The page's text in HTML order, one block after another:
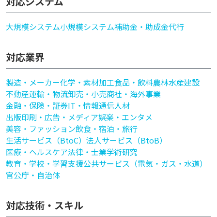
大規模システム小規模システム補助金・助成金代行
対応業界
製造・メーカー化学・素材加工食品・飲料農林水産建設
不動産運輸・物流卸売・小売商社・海外事業
金融・保険・証券IT・情報通信人材
出版印刷・広告・メディア娯楽・エンタメ
美容・ファッション飲食・宿泊・旅行
生活サービス（BtoC） 法人サービス（BtoB）
医療・ヘルスケア法律・士業学術研究
教育・学校・学習支援公共サービス（電気・ガス・水道）
官公庁・自治体
対応技術・スキル